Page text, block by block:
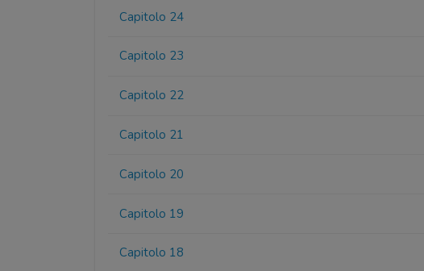
Capitolo 24
Capitolo 23
Capitolo 22
Capitolo 21
Capitolo 20
Capitolo 19
Capitolo 18